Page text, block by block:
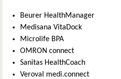
Beurer HealthManager
Medisana VitaDock
Microlife BPA
OMRON connect
Sanitas HealthCoach
Veroval medi.connect